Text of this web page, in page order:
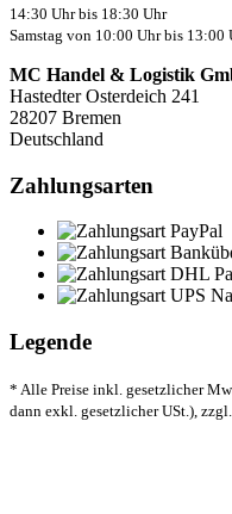
14:30 Uhr bis 18:30 Uhr
Samstag von 10:00 Uhr bis 13:00
MC Handel & Logistik
Hastedter Osterdeich 241
28207 Bremen
Deutschland
Zahlungsarten
Legende
* Alle Preise inkl. gesetzlicher
dann exkl. gesetzlicher USt.),